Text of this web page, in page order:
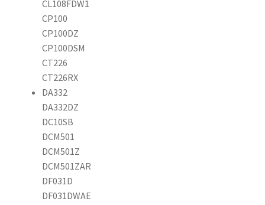
CL108FDW1
CP100
CP100DZ
CP100DSM
CT226
CT226RX
DA332
DA332DZ
DC10SB
DCM501
DCM501Z
DCM501ZAR
DF031D
DF031DWAE